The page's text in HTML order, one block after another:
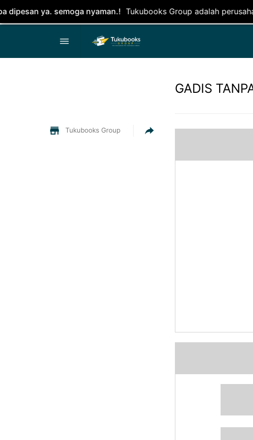
nyaman.!Tukubooks Group adalah perusahaan perorangan
Tukubooks Group
GADIS